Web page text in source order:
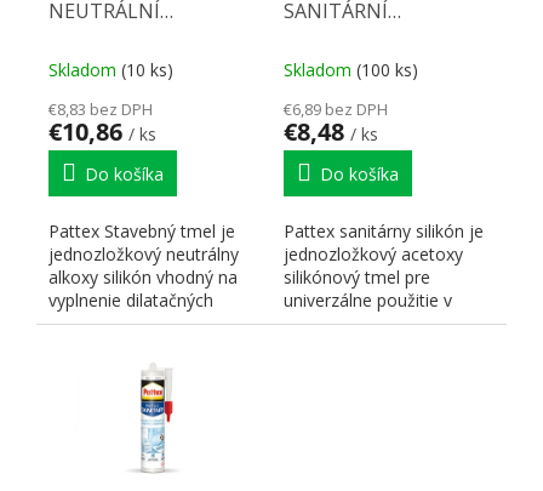
NEUTRÁLNÍ
Skladom (10 ks)
€8,83 bez DPH
€10,86 / ks
Do košíka
Pattex Stavebný tmel je
jednozložkový neutrálny
alkoxy silikón vhodný na
vyplnenie dilatačných
spojov v stavebnom...
SANITÁRNÍ
Skladom (100 ks)
€6,89 bez DPH
€8,48 / ks
Do košíka
Pattex sanitárny silikón je
jednozložkový acetoxy
silikónový tmel pre
univerzálne použitie v
interiéri aj exteriéri....